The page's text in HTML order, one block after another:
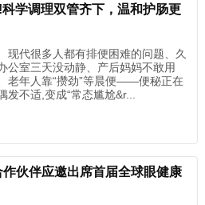
学调理双管齐下，温和护肠更
代很多人都有排便困难的问题、久
公室三天没动静、产后妈妈不敢用
老年人靠“攒劲”等晨便——便秘正在
发不适,变成“常态尴尬&r...
伙伴应邀出席首届全球眼健康